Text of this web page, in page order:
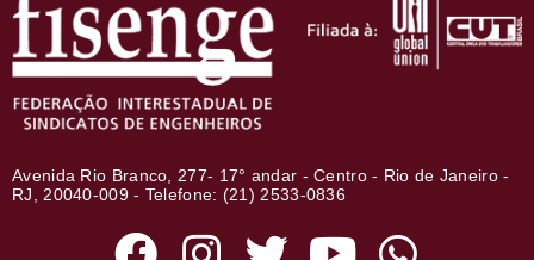
Avenida Rio Branco, 277- 17° andar - Centro - Rio de Janeiro -
RJ, 20040-009 - Telefone: (21) 2533-0836